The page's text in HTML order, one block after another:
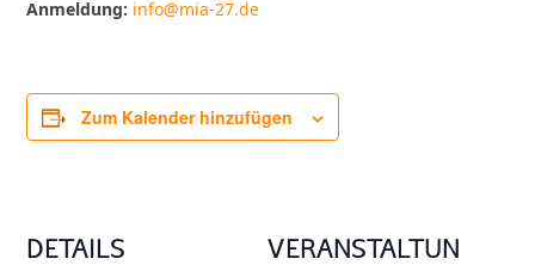
Anmeldung: info@mia-27.de
Zum Kalender hinzufügen
DETAILS
VERANSTALTUN